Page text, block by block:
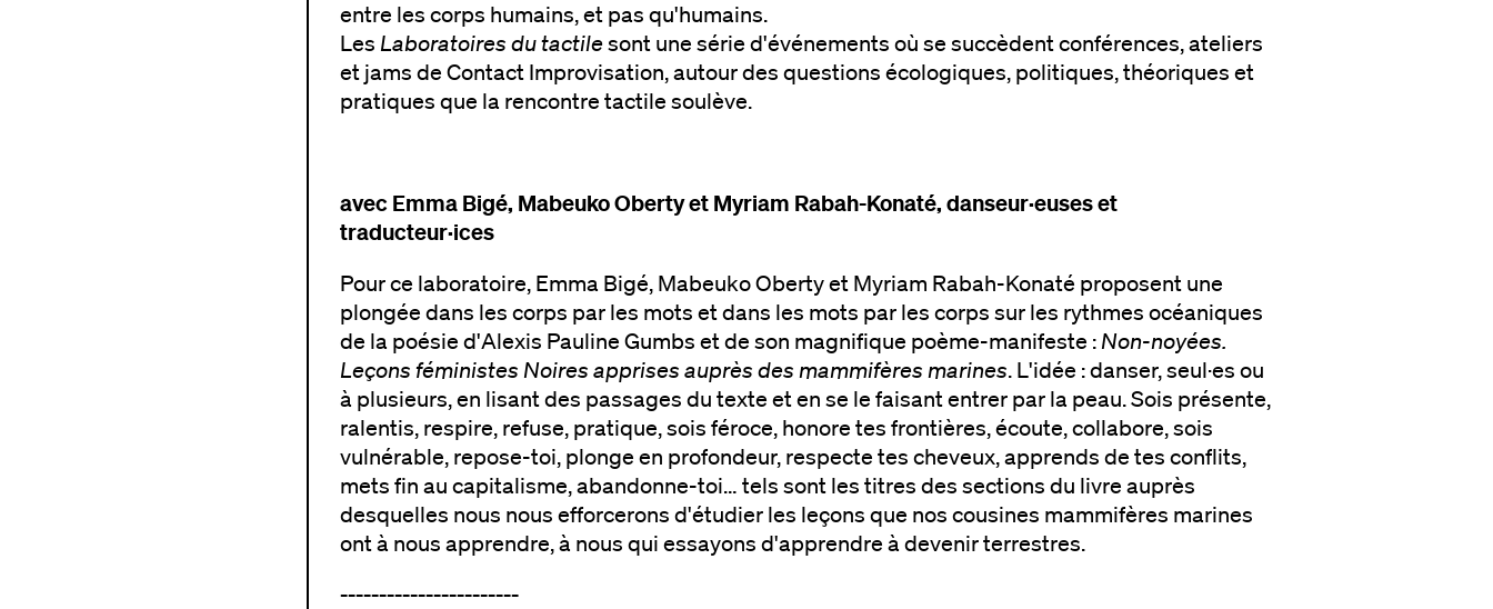
entre les corps humains, et pas qu'humains.
Les Laboratoires du tactilesont une série d'événements où se succèdent conférences, ateliers
et jams de Contact Improvisation, autour des questions écologiques, politiques, théoriques et
pratiques que la rencontre tactile soulève.
avec Emma Bigé, Mabeuko Oberty et Myriam Rabah-Konaté, danseur·euses et
traducteur·ices
Pour ce laboratoire, Emma Bigé, Mabeuko Oberty et Myriam Rabah-Konaté proposent une
plongée dans les corps par les mots et dans les mots par les corps sur les rythmes océaniques
de la poésie d'Alexis Pauline Gumbs et de son magnifique poème-manifeste : Non-noyées.
Leçons féministes Noires apprises auprès des mammifères marines. L'idée : danser, seul·es ou
à plusieurs, en lisant des passages du texte et en se le faisant entrer par la peau. Sois présente,
ralentis, respire, refuse, pratique, sois féroce, honore tes frontières, écoute, collabore, sois
vulnérable, repose-toi, plonge en profondeur, respecte tes cheveux, apprends de tes conflits,
mets fin au capitalisme, abandonne-toi… tels sont les titres des sections du livre auprès
desquelles nous nous efforcerons d'étudier les leçons que nos cousines mammifères marines
ont à nous apprendre, à nous qui essayons d'apprendre à devenir terrestres.
-----------------------